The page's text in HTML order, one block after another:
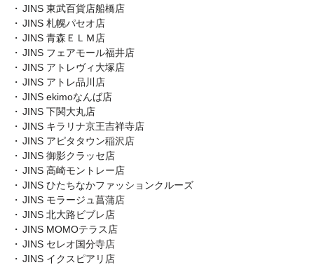
JINS 東武百貨店船橋店
JINS 札幌パセオ店
JINS 青森ＥＬＭ店
JINS フェアモール福井店
JINS アトレヴィ大塚店
JINS アトレ品川店
JINS ekimoなんば店
JINS 下関大丸店
JINS キラリナ京王吉祥寺店
JINS アピタタウン稲沢店
JINS 御影クラッセ店
JINS 高崎モントレー店
JINS ひたちなかファッションクルーズ
JINS モラージュ菖蒲店
JINS 北大路ビブレ店
JINS MOMOテラス店
JINS セレオ国分寺店
JINS イクスピアリ店